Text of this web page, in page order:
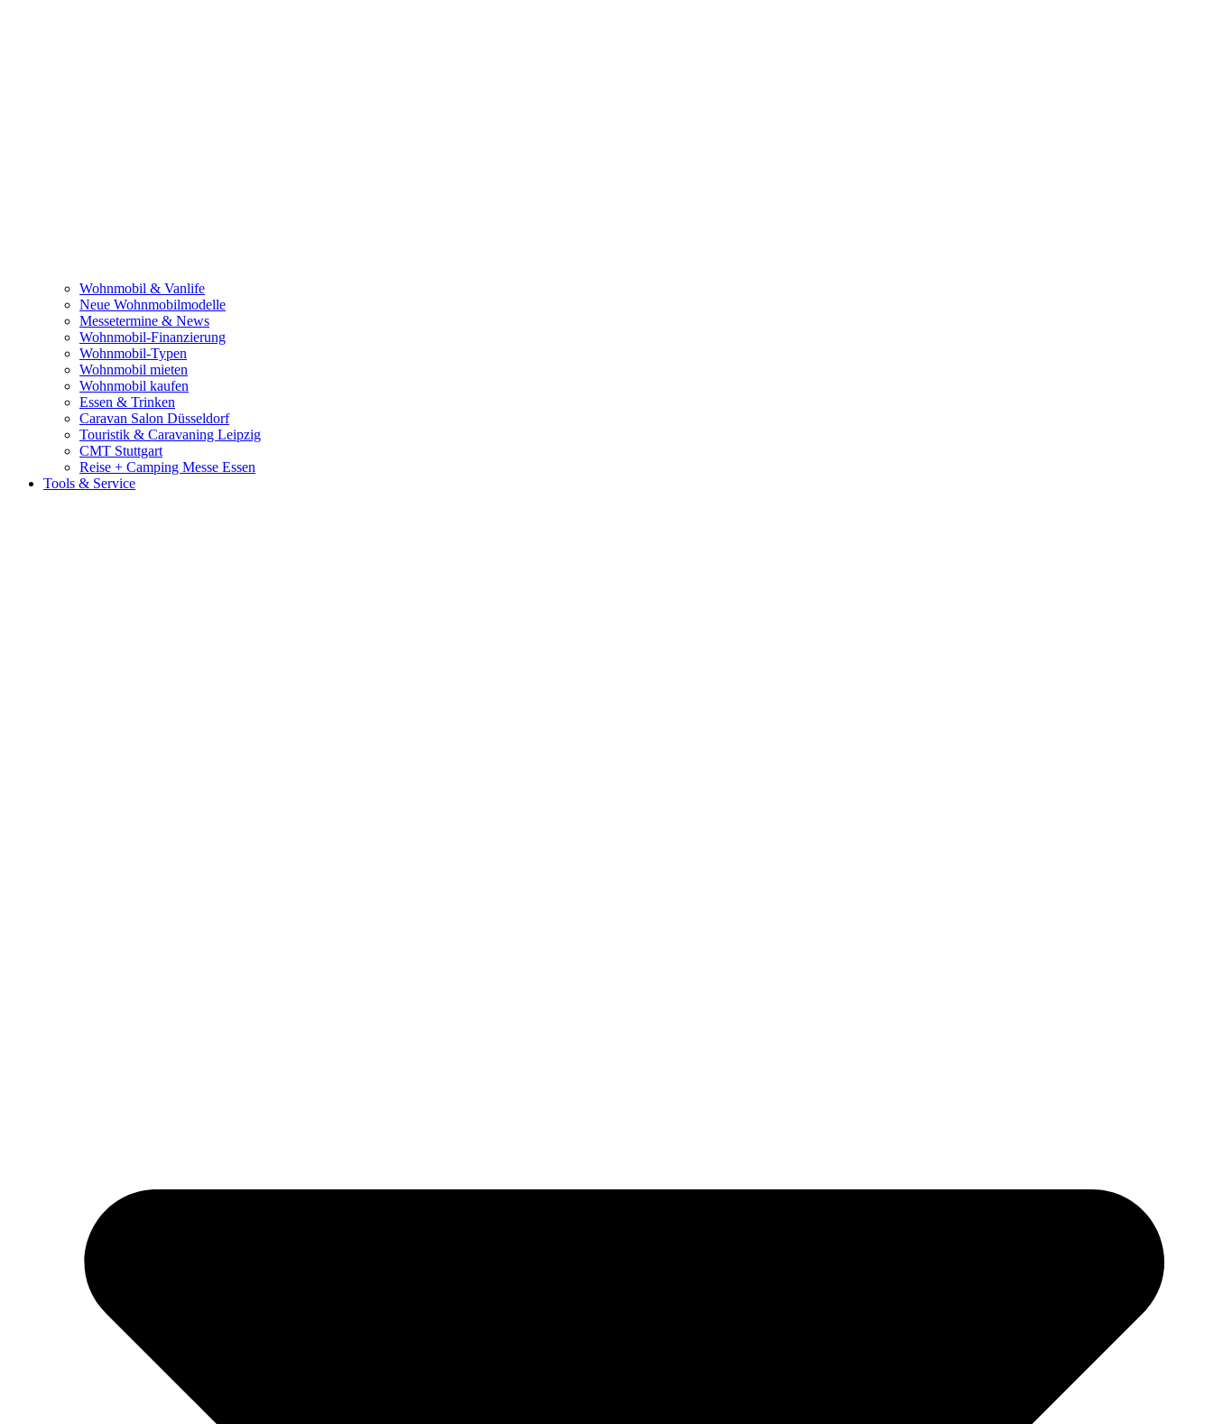
Wohnmobil & Vanlife
Neue Wohnmobilmodelle
Messetermine & News
Wohnmobil-Finanzierung
Wohnmobil-Typen
Wohnmobil mieten
Wohnmobil kaufen
Essen & Trinken
Caravan Salon Düsseldorf
Touristik & Caravaning Leipzig
CMT Stuttgart
Reise + Camping Messe Essen
Tools & Service